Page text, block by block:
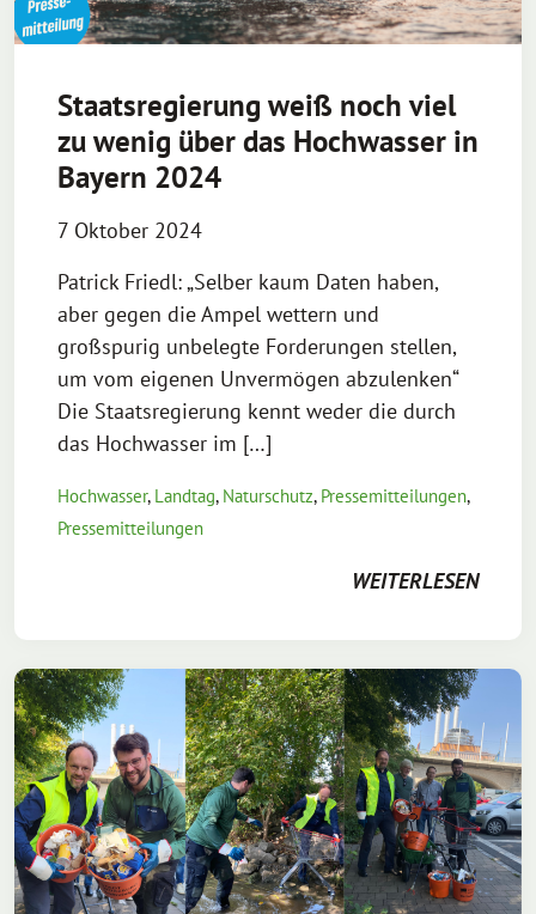
Staatsregierung weiß noch viel
zu wenig über das Hochwasser in
Bayern 2024
7 Oktober 2024
Patrick Friedl: „Selber kaum Daten haben,
aber gegen die Ampel wettern und
großspurig unbelegte Forderungen stellen,
um vom eigenen Unvermögen abzulenken“
Die Staatsregierung kennt weder die durch
das Hochwasser im […]
Hochwasser, Landtag, Naturschutz, Pressemitteilungen,
Pressemitteilungen
WEITERLESEN